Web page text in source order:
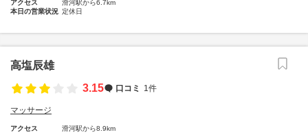
アクセス
滑河駅から6.7km
本日の営業状況 定休日
高塩辰雄
3.15
口コミ 1件
マッサージ
アクセス 滑河駅から8.9km